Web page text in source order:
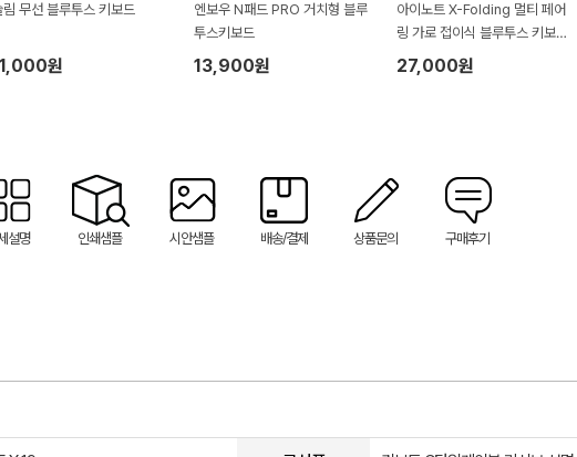
림 무선 블루투스 키보드
원
엔보우 N패드 PRO 거치형 블루
투스키보드
13,900원
아이노트 X-Folding 멀티 페어
링 가로 접이식 블루투스 키보드
XK805B
27,000원
설명 인쇄샘플 시안샘플 배송/결제 상품문의 구매후기